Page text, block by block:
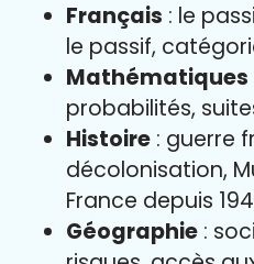
Français : le
le passif,
Mathématiques
probabilités,
Histoire : guerre
décolonisation,
France depuis
Géographie :